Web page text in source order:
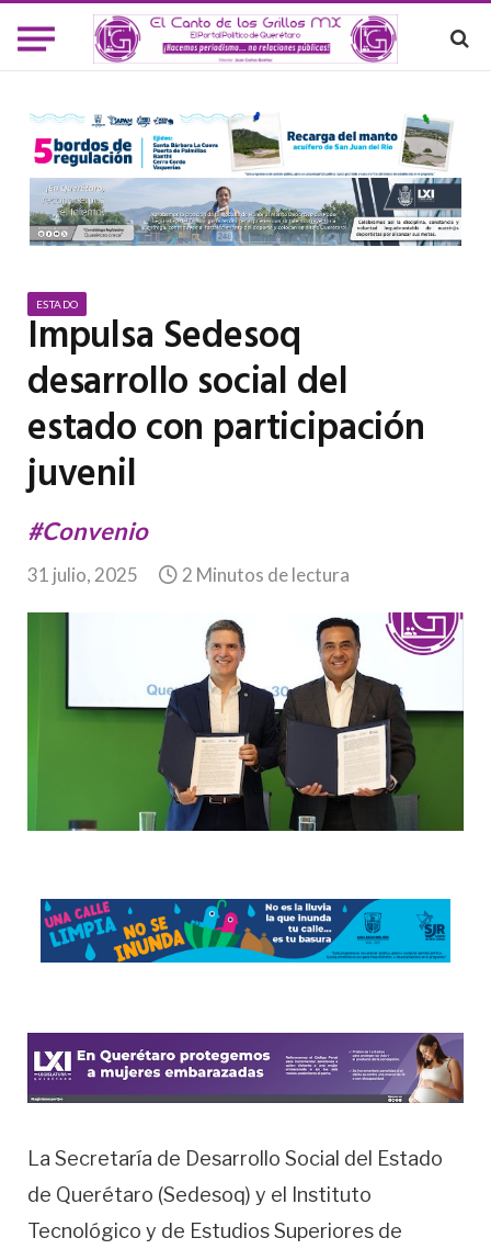
ESTADO
Impulsa Sedesoq
desarrollo social del
estado con participación
juvenil
#Convenio
31 julio, 2025 2 Minutos de lectura
La Secretaría de Desarrollo Social del Estado
de Querétaro (Sedesoq) y el Instituto
Tecnológico y de Estudios Superiores de